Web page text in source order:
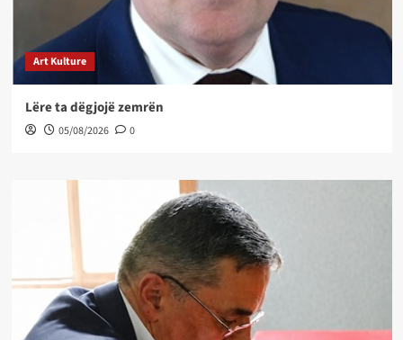
Art Kulture
Lëre ta dëgjojë zemrën
05/08/2026 0